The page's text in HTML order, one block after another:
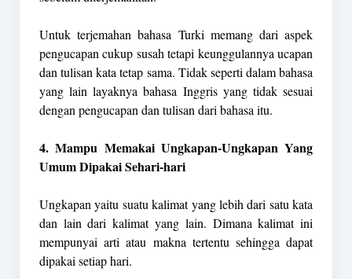
Untuk terjemahan bahasa Turki memang dari aspek
pengucapan cukup susah tetapi keunggulannya ucapan
dan tulisan kata tetap sama. Tidak seperti dalam bahasa
yang lain layaknya bahasa Inggris yang tidak sesuai
dengan pengucapan dan tulisan dari bahasa itu.
4. Mampu Memakai Ungkapan-Ungkapan Yang
Umum Dipakai Sehari-hari
Ungkapan yaitu suatu kalimat yang lebih dari satu kata
dan lain dari kalimat yang lain. Dimana kalimat ini
mempunyai arti atau makna tertentu sehingga dapat
dipakai setiap hari.